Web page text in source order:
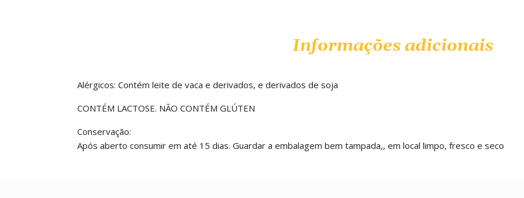
Informações adicionais
Alérgicos: Contém leite de vaca e derivados, e derivados de soja
CONTÉM LACTOSE. NÃO CONTÉM GLÚTEN
Conservação:
Após aberto consumir em até 15 dias. Guardar a embalagem bem tampada,, em local limpo, fresco e seco